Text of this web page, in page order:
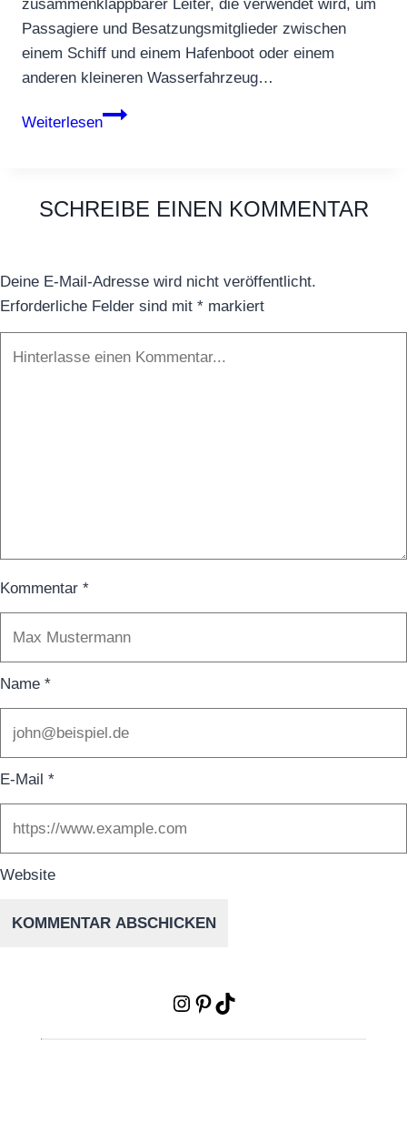
zusammenklappbarer Leiter, die verwendet wird, um
Passagiere und Besatzungsmitglieder zwischen
einem Schiff und einem Hafenboot oder einem
anderen kleineren Wasserfahrzeug…
Weiterlesen
Jakobsleiter
SCHREIBE EINEN KOMMENTAR
Deine E-Mail-Adresse wird nicht veröffentlicht.
Erforderliche Felder sind mit * markiert
Kommentar *
Name *
E-Mail *
Website
Instagram
Pinterest
TikTok